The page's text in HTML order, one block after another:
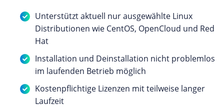
Unterstützt aktuell nur ausgewählte Linux
Distributionen wie CentOS, OpenCloud und Red
Hat
Installation und Deinstallation nicht problemlos
im laufenden Betrieb möglich
Kostenpflichtige Lizenzen mit teilweise langer
Laufzeit